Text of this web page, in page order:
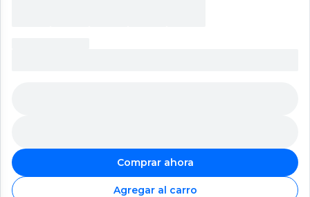
Comprar ahora
Agregar al carro